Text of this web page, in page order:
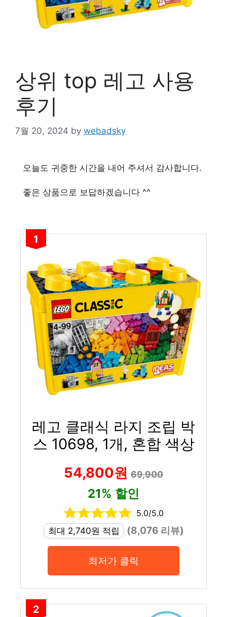
상위 top 레고 사용
후기
7월 20, 2024 by webadsky
오늘도 귀중한 시간을 내어 주셔서 감사합니다.
좋은 상품으로 보답하겠습니다 ^^
1
레고 클래식 라지 조립 박
스 10698, 1개, 혼합 색상
54,800원 69,900
21% 할인
5.0/5.0
최대 2,740원 적립
(8,076 리뷰)
최저가 클릭
2